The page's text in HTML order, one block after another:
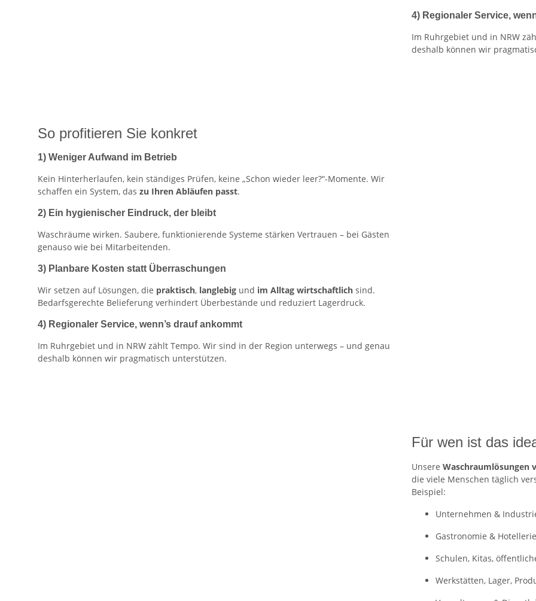
4) Regionaler Service,
Im Ruhrgebiet und in NRW
deshalb können wir
So profitieren Sie konkret
1) Weniger Aufwand im Betrieb
Kein Hinterherlaufen, kein ständiges Prüfen, keine „Schon wieder leer?“-Momente. Wir
schaffen ein System, das zu Ihren Abläufen passt.
2) Ein hygienischer Eindruck, der bleibt
Waschräume wirken. Saubere, funktionierende Systeme stärken Vertrauen – bei Gästen
genauso wie bei Mitarbeitenden.
3) Planbare Kosten statt Überraschungen
Wir setzen auf Lösungen, die praktisch, langlebig und im Alltag wirtschaftlich sind.
Bedarfsgerechte Belieferung verhindert Überbestände und reduziert Lagerdruck.
4) Regionaler Service, wenn’s drauf ankommt
Im Ruhrgebiet und in NRW zählt Tempo. Wir sind in der Region unterwegs – und genau
deshalb können wir pragmatisch unterstützen.
Für wen ist das
Unsere Waschraumlösungen
die viele Menschen täglich
Beispiel:
Unternehmen &
Gastronomie & Hotellerie
Schulen, Kitas,
Werkstätten, Lager,